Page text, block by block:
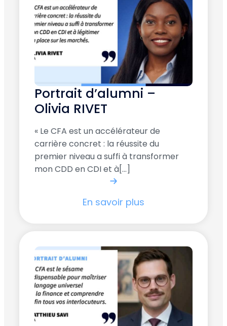
Portrait d’alumni –
Olivia RIVET
« Le CFA est un accélérateur de
carrière concret : la réussite du
premier niveau a suffi à transformer
mon CDD en CDI et à[...]
En savoir plus